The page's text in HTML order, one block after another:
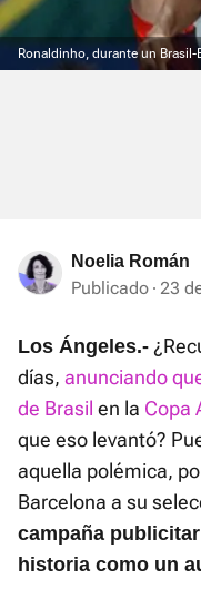
Ronaldinho, durante un Brasil-
Noelia Román
Publicado 23
Los Ángeles.-
días, anunciando
de Brasil en la Copa
que eso levantó?
aquella polémica,
Barcelona a su
campaña
historia como un